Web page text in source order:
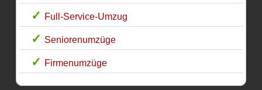
Full-Service-Umzug
Seniorenumzüge
Firmenumzüge